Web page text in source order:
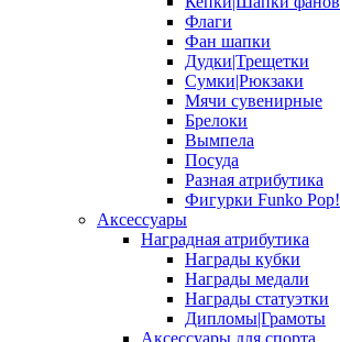
Флаги
Фан шапки
Дудки|Трещетки
Сумки|Рюкзаки
Мячи сувенирные
Брелоки
Вымпела
Посуда
Разная атрибутика
Фигурки Funko Pop!
Аксессуары
Наградная атрибутика
Награды кубки
Награды медали
Награды статуэтки
Дипломы|Грамоты
Аксессуары для спорта